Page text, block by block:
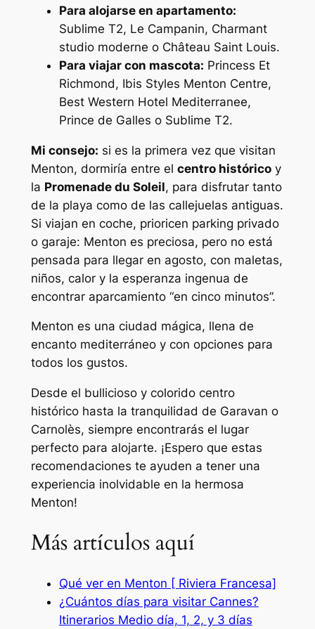
Para alojarse en apartamento:
Sublime T2, Le Campanin, Charmant
studio moderne o Château Saint Louis.
Para viajar con mascota: Princess Et
Richmond, Ibis Styles Menton Centre,
Best Western Hotel Mediterranee,
Prince de Galles o Sublime T2.
Mi consejo: si es la primera vez que visitan
Menton, dormiría entre el centro históricoy
la Promenade du Soleil, para disfrutar tanto
de la playa como de las callejuelas antiguas.
Si viajan en coche, prioricen parking privado
o garaje: Menton es preciosa, pero no está
pensada para llegar en agosto, con maletas,
niños, calor y la esperanza ingenua de
encontrar aparcamiento “en cinco minutos”.
Menton es una ciudad mágica, llena de
encanto mediterráneo y con opciones para
todos los gustos.
Desde el bullicioso y colorido centro
histórico hasta la tranquilidad de Garavan o
Carnolès, siempre encontrarás el lugar
perfecto para alojarte. ¡Espero que estas
recomendaciones te ayuden a tener una
experiencia inolvidable en la hermosa
Menton!
Más artículos aquí
Qué ver en Menton [ Riviera Francesa]
¿Cuántos días para visitar Cannes?
Itinerarios Medio día, 1, 2, y 3 días